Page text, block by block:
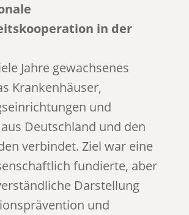
in der
Jahre gewachsenes
Krankenhäuser,
und
Deutschland und den
verbindet. Ziel war eine
fundierte, aber
Darstellung
und